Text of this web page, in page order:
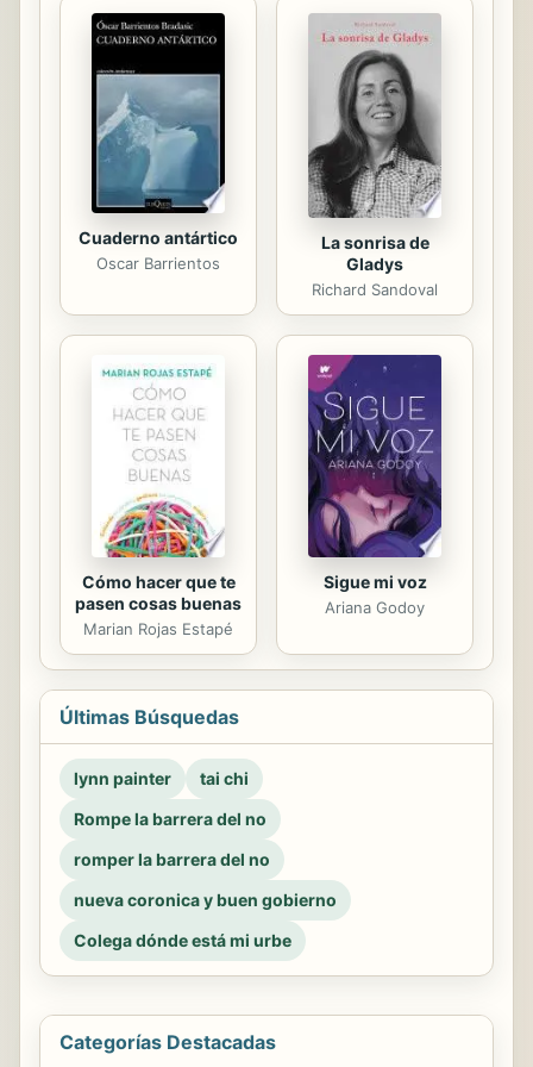
redes completaban la trampa. Ante
tal capacidad de destrucción nos
pareció frágil la vida, irrelevante el
amor. Sin embargo, buscamos
nuestra roca, la que se ubicaba
debajo del acantilado. Nos salpicó la
llovizna fría de los ...
Cuaderno antártico
Oscar Barrientos
La sonrisa de
Gladys
Richard Sandoval
Cómo hacer que te
pasen cosas buenas
Marian Rojas Estapé
Sigue mi voz
Ariana Godoy
Últimas Búsquedas
lynn painter
tai chi
Rompe la barrera del no
romper la barrera del no
nueva coronica y buen gobierno
Colega dónde está mi urbe
Categorías Destacadas